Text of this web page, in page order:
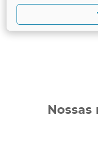
Nossas